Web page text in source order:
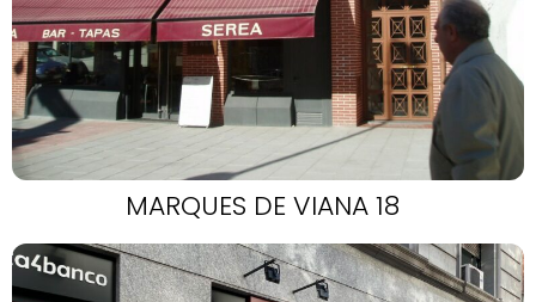
MARQUES DE VIANA 18